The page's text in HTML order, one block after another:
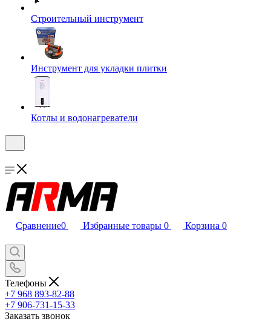
Строительный инструмент
Инструмент для укладки плитки
Котлы и водонагреватели
Сравнение0 Избранные товары 0 Корзина 0
Телефоны
+7 968 893-82-88
+7 906-731-15-33
Заказать звонок